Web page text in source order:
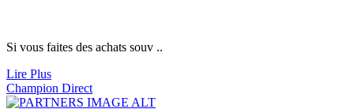
Si vous faites des achats souv ..
Lire Plus
Champion Direct